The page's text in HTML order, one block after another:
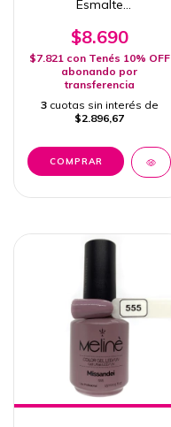
Esmalte
Uv/Led
$8.690
$7.821 con Tenés 10% OFF
abonando por
transferencia
3 cuotas sin interés de
$2.896,67